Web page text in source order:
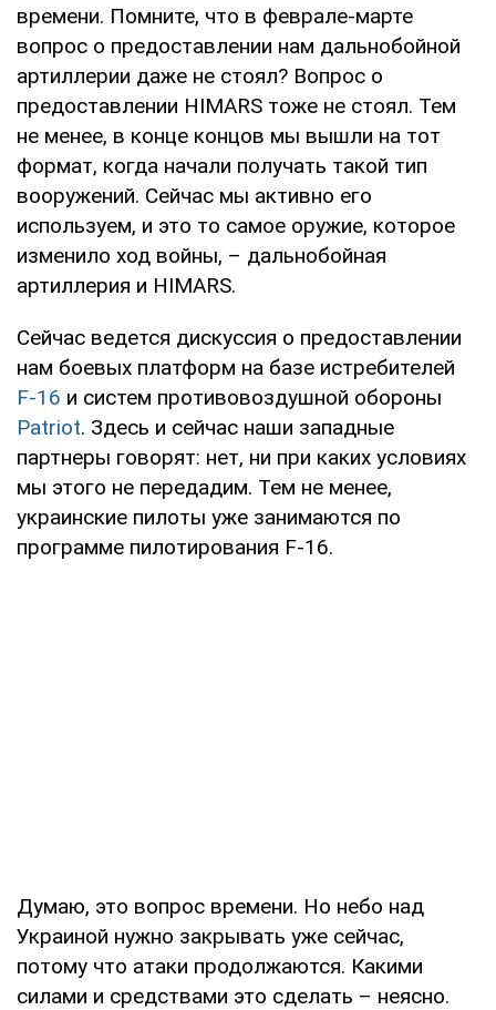
времени. Помните, что в феврале-марте
вопрос о предоставлении нам дальнобойной
артиллерии даже не стоял? Вопрос о
предоставлении HIMARS тоже не стоял. Тем
не менее, в конце концов мы вышли на тот
формат, когда начали получать такой тип
вооружений. Сейчас мы активно его
используем, и это то самое оружие, которое
изменило ход войны, – дальнобойная
артиллерия и HIMARS.
Сейчас ведется дискуссия о предоставлении
нам боевых платформ на базе истребителей
F-16 и систем противовоздушной обороны
Patriot. Здесь и сейчас наши западные
партнеры говорят: нет, ни при каких условиях
мы этого не передадим. Тем не менее,
украинские пилоты уже занимаются по
программе пилотирования F-16.
Думаю, это вопрос времени. Но небо над
Украиной нужно закрывать уже сейчас,
потому что атаки продолжаются. Какими
силами и средствами это сделать – неясно.